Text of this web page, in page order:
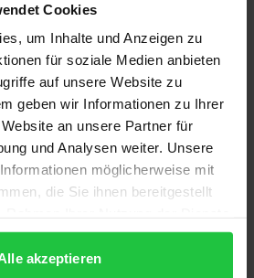
Cookies
um Inhalte und Anzeigen zu
für soziale Medien anbieten
auf unsere Website zu
geben wir Informationen zu Ihrer
an unsere Partner für
und Analysen weiter. Unsere
möglicherweise mit
die Sie ihnen bereitgestellt
akzeptieren
Gemeinschaft mit den mittel-